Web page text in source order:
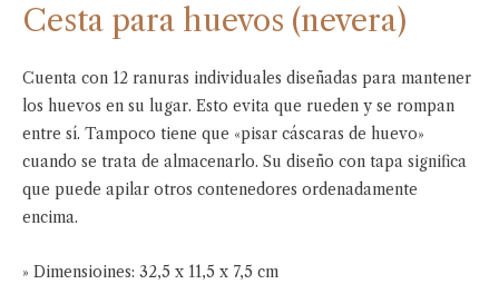
Cesta para huevos (nevera)
Cuenta con 12 ranuras individuales diseñadas para mantener
los huevos en su lugar. Esto evita que rueden y se rompan
entre sí. Tampoco tiene que «pisar cáscaras de huevo»
cuando se trata de almacenarlo. Su diseño con tapa significa
que puede apilar otros contenedores ordenadamente
encima.
» Dimensioines: 32,5 x 11,5 x 7,5 cm